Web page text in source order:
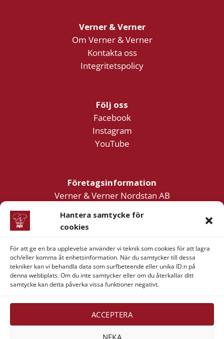
Hantera samtycke för
cookies
För att ge en bra upplevelse använder vi teknik som cookies för att lagra
och/eller komma åt enhetsinformation. När du samtycker till dessa
tekniker kan vi behandla data som surfbeteende eller unika ID:n på
denna webbplats. Om du inte samtycker eller om du återkallar ditt
samtycke kan detta påverka vissa funktioner negativt.
ACCEPTERA
NEKA
Verner & Verner
Om Verner & Verner
Kontakta oss
Integritetspolicy
Följ oss
Facebook
Instagram
YouTube
Företagsinformation
Verner & Verner Nordstan AB
411 05 Göteborg
Visa MasterCardAmerican
Alla rättigheter reserverade 2026 ©Verner & Verner
Nordstan AB